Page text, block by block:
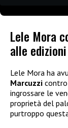
Lele Mora
alle
Lele Mora ha
Marcuzzi
ingrossare le
proprietà del
purtroppo